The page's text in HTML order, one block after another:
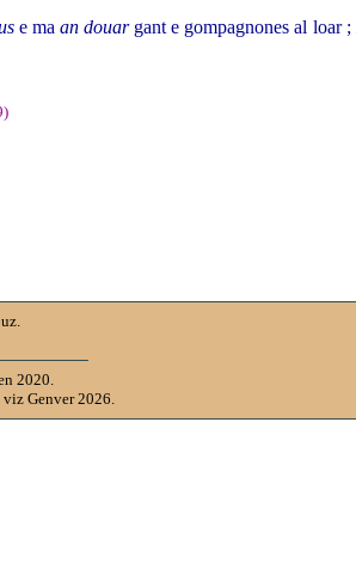
e maan douargant e gompagnones al loar ;
2020.
Genver 2026.